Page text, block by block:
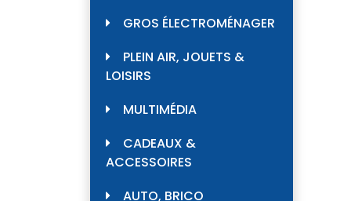
GROS ÉLECTROMÉNAGER
PLEIN AIR, JOUETS &
LOISIRS
MULTIMÉDIA
CADEAUX &
ACCESSOIRES
AUTO, BRICO